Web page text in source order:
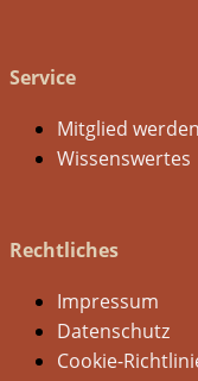
Service
Mitglied werden
Wissenswertes
Rechtliches
Impressum
Datenschutz
Cookie-